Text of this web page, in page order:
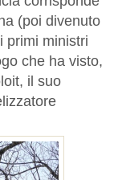
(poi divenuto
primi ministri
che ha visto,
il suo